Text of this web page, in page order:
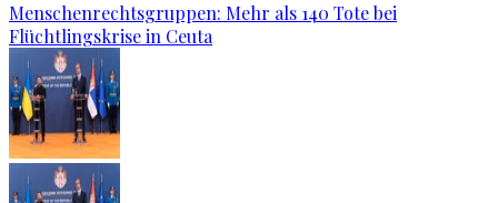
Menschenrechtsgruppen: Mehr als 140 Tote bei
Flüchtlingskrise in Ceuta